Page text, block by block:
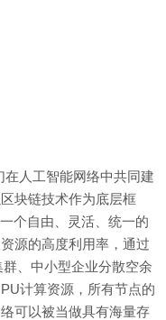
人工智能网络中共同建
块链技术作为底层框
个自由、灵活、统一的
源的高度利用率，通过
、中小型企业分散空余
计算资源，所有节点的
可以被当做具有海量存